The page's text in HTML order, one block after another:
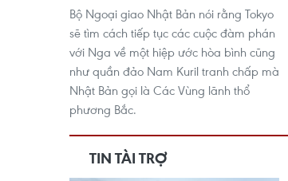
Bộ Ngoại giao Nhật Bản nói rằng Tokyo
sẽ tìm cách tiếp tục các cuộc đàm phán
với Nga về một hiệp ước hòa bình cũng
như quần đảo Nam Kuril tranh chấp mà
Nhật Bản gọi là Các Vùng lãnh thổ
phương Bắc.